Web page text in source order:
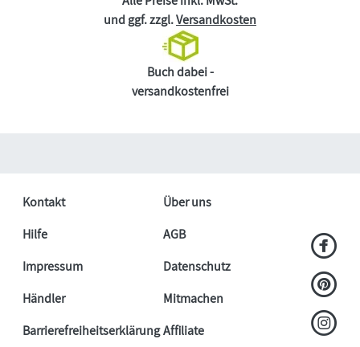
und ggf. zzgl.Versandkosten
Buch dabei -
versandkostenfrei
Kontakt
Über uns
Hilfe
AGB
Impressum
Datenschutz
Händler
Mitmachen
BarrierefreiheitserklärungAffiliate